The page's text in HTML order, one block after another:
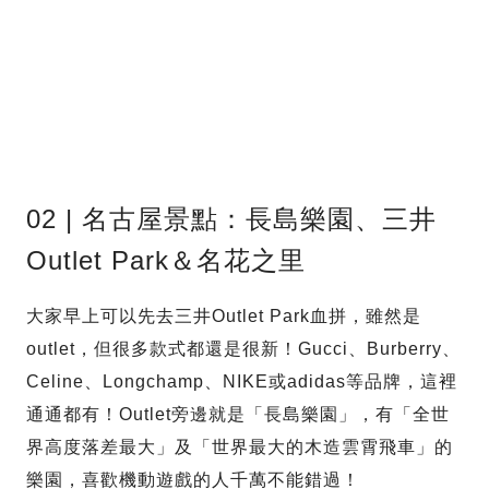
02 | 名古屋景點：長島樂園、三井
Outlet Park＆名花之里
大家早上可以先去三井Outlet Park血拼，雖然是
outlet，但很多款式都還是很新！Gucci、Burberry、
Celine、Longchamp、NIKE或adidas等品牌，這裡
通通都有！Outlet旁邊就是「長島樂園」，有「全世
界高度落差最大」及「世界最大的木造雲霄飛車」的
樂園，喜歡機動遊戲的人千萬不能錯過！